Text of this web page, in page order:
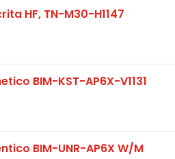
HF, TN-M30-H1147
BIM-KST-AP6X-V1131
BIM-UNR-AP6X W/M